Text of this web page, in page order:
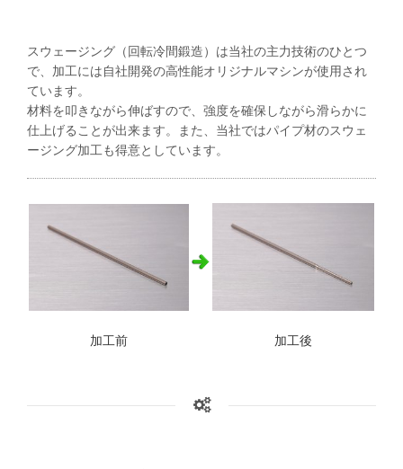
スウェージング（回転冷間鍛造）は当社の主力技術のひとつ
で、加工には自社開発の高性能オリジナルマシンが使用され
ています。
材料を叩きながら伸ばすので、強度を確保しながら滑らかに
仕上げることが出来ます。また、当社ではパイプ材のスウェ
ージング加工も得意としています。
加工前 加工後